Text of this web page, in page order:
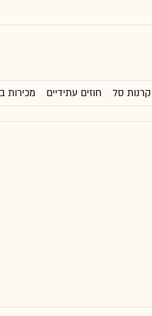
קרנות סל חוזים עתידיים מכירות